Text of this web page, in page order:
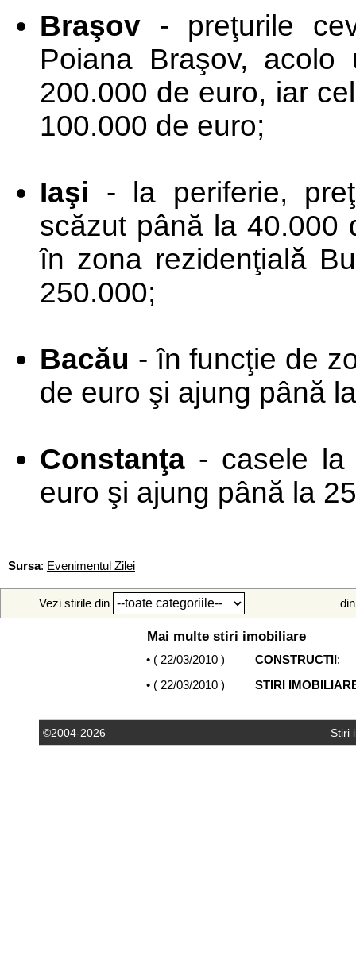
Braşov - preţurile
Poiana Braşov,
200.000 de euro, iar
100.000 de euro;
Iaşi - la periferie,
scăzut până la 40.000
în zona rezidenţială
250.000;
Bacău - în funcţie de
de euro şi ajung până
Constanţa - casele la
euro şi ajung până la
Sursa: Evenimentul Zilei
Vezi stirile din
Mai multe stiri imobiliare
• ( 22/03/2010 ) CONSTRUCTII:
• ( 22/03/2010 ) STIRI
©2004-2026 Stiri